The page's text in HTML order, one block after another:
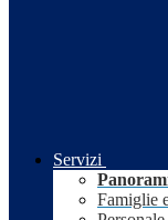
Servizi
Famiglie